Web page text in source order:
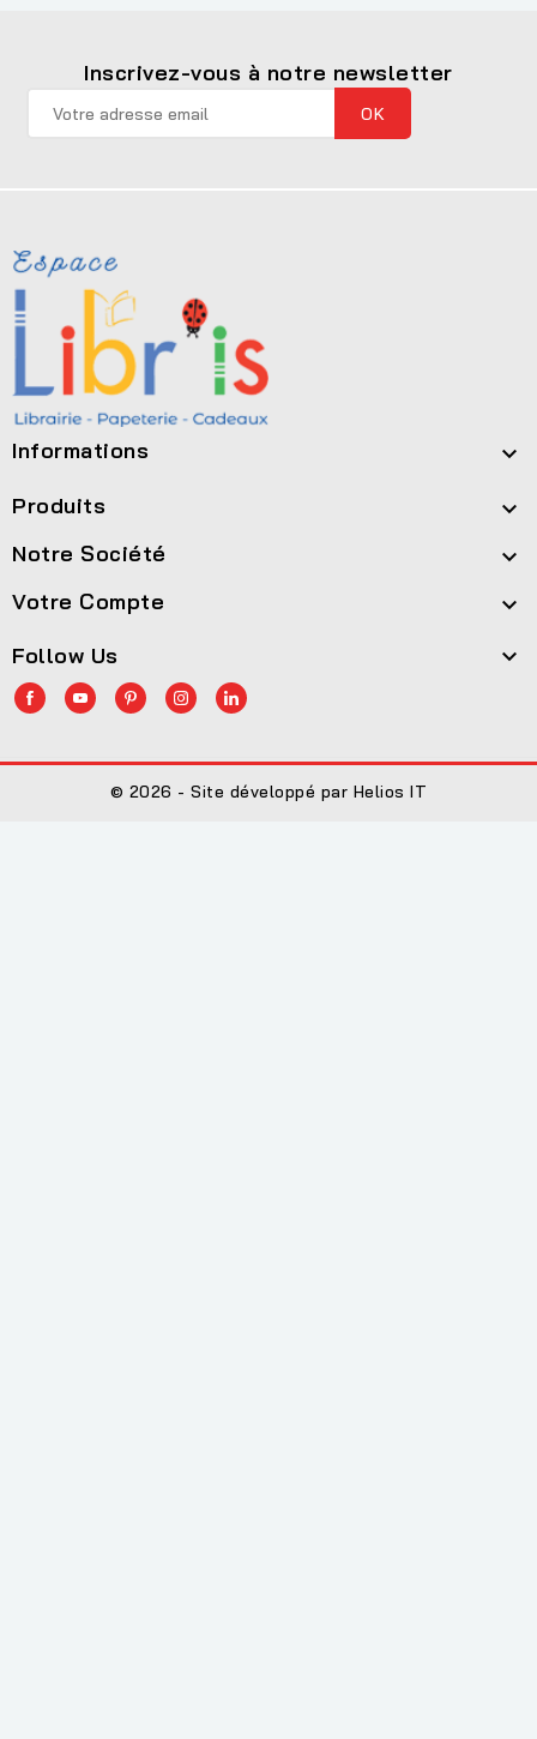
Inscrivez-vous à notre newsletter
Informations 
Produits 
Notre Société 
Votre Compte 
Follow Us 
© 2026 - Site développé par Helios IT